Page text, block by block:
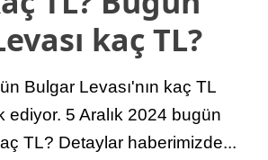
kaç TL?
Bulgar Levası'nın kaç TL
ediyor. 5 Aralık 2024 bugün
TL? Detaylar haberimizde...